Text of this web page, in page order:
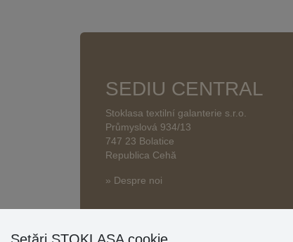
SEDIU CENTRAL
Stoklasa textilní galanterie s.r.o.
Průmyslová 934/13
747 23 Bolatice
Republica Cehă
» Despre noi